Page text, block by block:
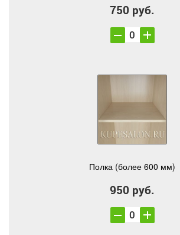
750 руб.
Полка (более 600 мм)
950 руб.